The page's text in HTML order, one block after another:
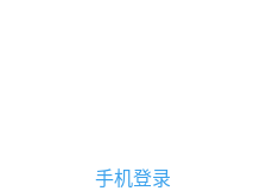
手机登录